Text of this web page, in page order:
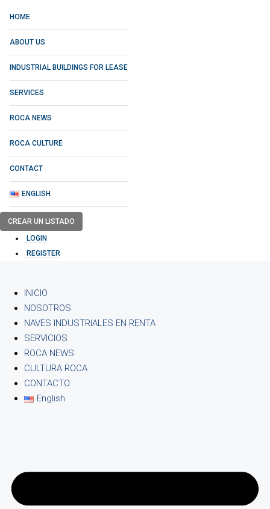
HOME
ABOUT US
INDUSTRIAL BUILDINGS FOR LEASE
SERVICES
ROCA NEWS
ROCA CULTURE
CONTACT
ENGLISH
CREAR UN LISTADO
LOGIN
REGISTER
INICIO
NOSOTROS
NAVES INDUSTRIALES EN RENTA
SERVICIOS
ROCA NEWS
CULTURA ROCA
CONTACTO
English